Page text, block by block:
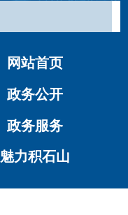
网站首页
政务公开
政务服务
魅力积石山